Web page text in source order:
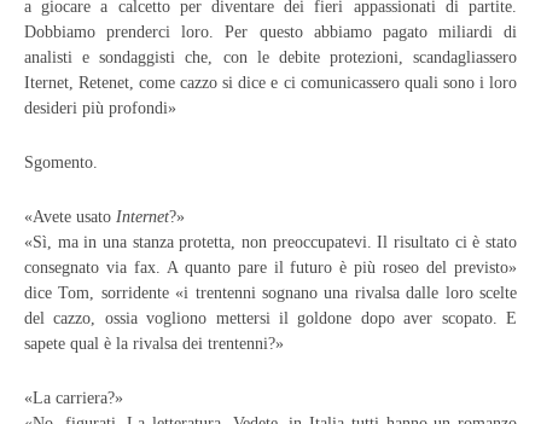
a giocare a calcetto per diventare dei fieri appassionati di partite.
Dobbiamo prenderci loro. Per questo abbiamo pagato miliardi di
analisti e sondaggisti che, con le debite protezioni, scandagliassero
Iternet, Retenet, come cazzo si dice e ci comunicassero quali sono i loro
desideri più profondi»
Sgomento.
«Avete usato Internet?»
«Sì, ma in una stanza protetta, non preoccupatevi. Il risultato ci è stato
consegnato via fax. A quanto pare il futuro è più roseo del previsto»
dice Tom, sorridente «i trentenni sognano una rivalsa dalle loro scelte
del cazzo, ossia vogliono mettersi il goldone dopo aver scopato. E
sapete qual è la rivalsa dei trentenni?»
«La carriera?»